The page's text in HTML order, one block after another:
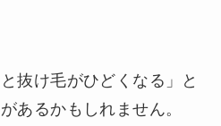
抜け毛がひどくなる」と
あるかもしれません。